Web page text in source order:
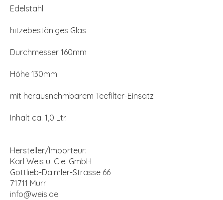
Edelstahl
hitzebestäniges Glas
Durchmesser 160mm
Höhe 130mm
mit herausnehmbarem Teefilter-Einsatz
Inhalt ca. 1,0 Ltr.
Hersteller/Importeur:
Karl Weis u. Cie. GmbH
Gottlieb-Daimler-Strasse 66
71711 Murr
info@weis.de